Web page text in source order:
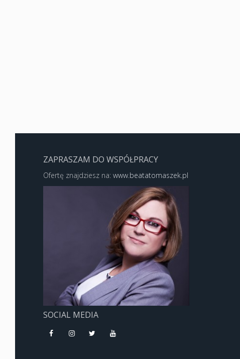
ZAPRASZAM DO WSPÓŁPRACY
Ofertę znajdziesz na: www.beatatomaszek.pl
SOCIAL MEDIA